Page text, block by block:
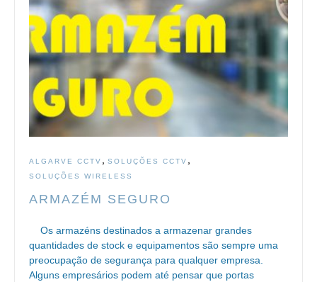
ALGARVE CCTV , SOLUÇÕES CCTV ,
SOLUÇÕES WIRELESS
ARMAZÉM SEGURO
Os armazéns destinados a armazenar grandes
quantidades de stock e equipamentos são sempre uma
preocupação de segurança para qualquer empresa.
Alguns empresários podem até pensar que portas